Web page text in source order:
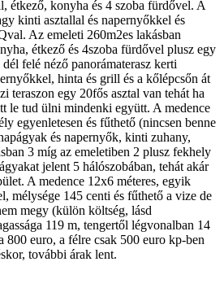
étkező, konyha és 4 szoba fürdővel. A
kinti asztallal és napernyőkkel és
Az emeleti 260m2es lakásban
étkező és 4szoba fürdővel plusz egy
felé néző panorámaterasz kerti
hinta és grill és a kőlépcsőn át
teraszon egy 20fős asztal van tehát ha
le tud ülni mindenki együtt. A medence
egyenletesen és fűthető (nincsen benne
és napernyők, kinti zuhany,
3 míg az emeletiben 2 plusz fekhely
jelent 5 hálószobában, tehát akár
A medence 12x6 méteres, egyik
mélysége 145 centi és fűthető a vize de
megy (külön költség, lásd
119 m, tengertől légvonalban 14
800 euro, a félre csak 500 euro kp-ben
további árak lent.